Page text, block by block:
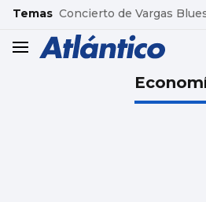
common.go-to-content
Temas Concierto de Vargas
header.menu.open